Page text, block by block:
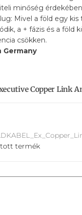
minőség
Mivel a föld egy kis
a + fázis és a föld
csökken.
Germany
Copper Link
termék